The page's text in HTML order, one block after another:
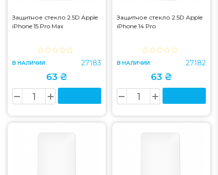
Защитное стекло 2.5D Apple
iPhone 15 Pro Max
В НАЛИЧИИ 27183
63 ₴
Защитное стекло 2.5D Apple
iPhone 14 Pro
В НАЛИЧИИ 27182
63 ₴